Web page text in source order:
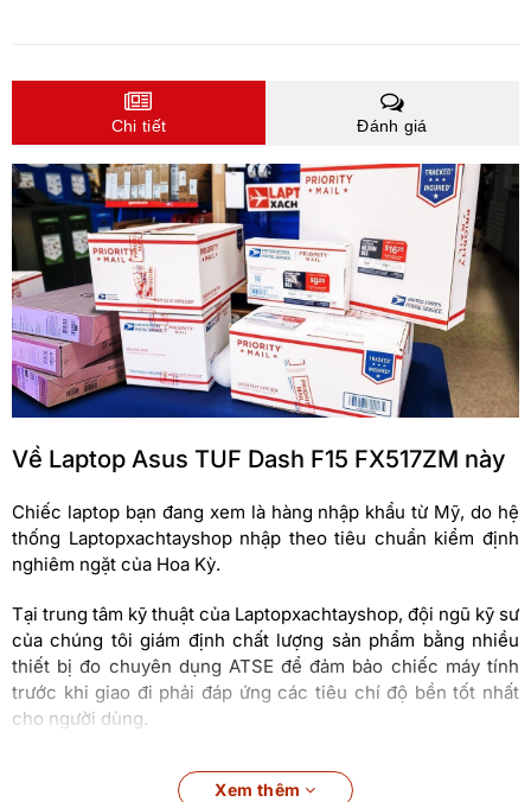
Chi tiết Đánh giá
Về Laptop Asus TUF Dash F15 FX517ZM này
Chiếc laptop bạn đang xem là hàng nhập khẩu từ Mỹ, do hệ
thống Laptopxachtayshop nhập theo tiêu chuẩn kiểm định
nghiêm ngặt của Hoa Kỳ.
Tại trung tâm kỹ thuật của Laptopxachtayshop, đội ngũ kỹ sư
của chúng tôi giám định chất lượng sản phẩm bằng nhiều
thiết bị đo chuyên dụng ATSE để đảm bảo chiếc máy tính
trước khi giao đi phải đáp ứng các tiêu chí độ bền tốt nhất
cho người dùng.
Đánh giá chi tiết Laptop gaming ASUS TUF Dash
Xem thêm